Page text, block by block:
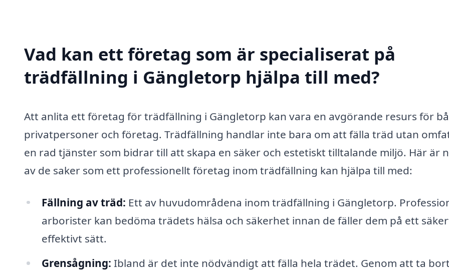
Vad kan ett företag som är specialiserat på
trädfällning i Gängletorp hjälpa till med?
Att anlita ett företag för trädfällning i Gängletorp kan vara en avgörande resurs för
privatpersoner och företag. Trädfällning handlar inte bara om att fälla träd utan
en rad tjänster som bidrar till att skapa en säker och estetiskt tilltalande miljö. Här är
av de saker som ett professionellt företag inom trädfällning kan hjälpa till med:
Fällning av träd: Ett av huvudområdena inom trädfällning i Gängletorp.
arborister kan bedöma trädets hälsa och säkerhet innan de fäller dem på ett
effektivt sätt.
Grensågning: Ibland är det inte nödvändigt att fälla hela trädet. Genom att ta bort